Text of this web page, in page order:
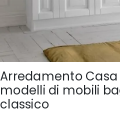
Arredamento
modelli di mobili
classico